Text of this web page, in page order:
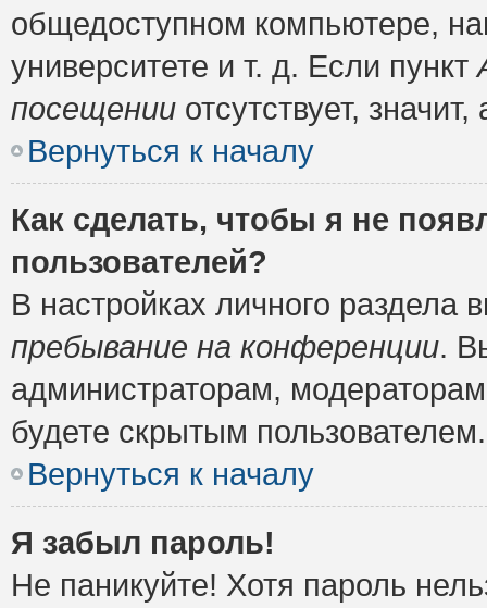
общедоступном компьютере,
университете и т. д. Если пункт
посещении отсутствует,
Вернуться к началу
Как сделать, чтобы я не
пользователей?
В настройках личного
пребывание на конференции.
администраторам,
будете скрытым пользователем.
Вернуться к началу
Я забыл пароль!
Не паникуйте! Хотя пароль